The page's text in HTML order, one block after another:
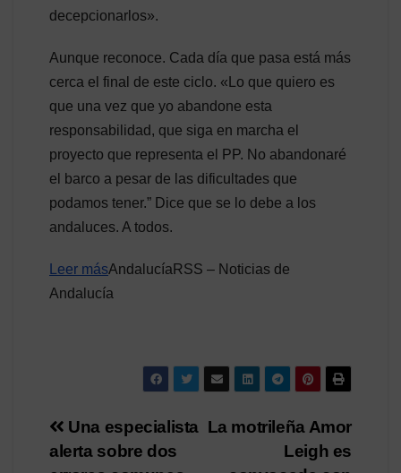
decepcionarlos».
Aunque reconoce. Cada día que pasa está más
cerca el final de este ciclo. «Lo que quiero es
que una vez que yo abandone esta
responsabilidad, que siga en marcha el
proyecto que representa el PP. No abandonaré
el barco a pesar de las dificultades que
podamos tener.” Dice que se lo debe a los
andaluces. A todos.
Leer másAndalucíaRSS – Noticias de
Andalucía
NavegaciónLa motrileña Amor
Leigh es
Una especialista
alerta sobre dos